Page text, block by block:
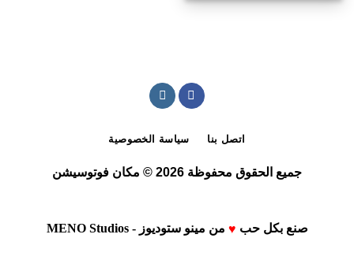
اتصل بنا سياسة الخصوصية
جميع الحقوق محفوظة 2026 © مكان فوتوسيشن
صنع بكل حب ♥ من مينو ستوديوز - MENO Studios